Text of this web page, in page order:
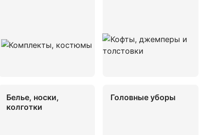
Белье, носки,
колготки
Головные уборы